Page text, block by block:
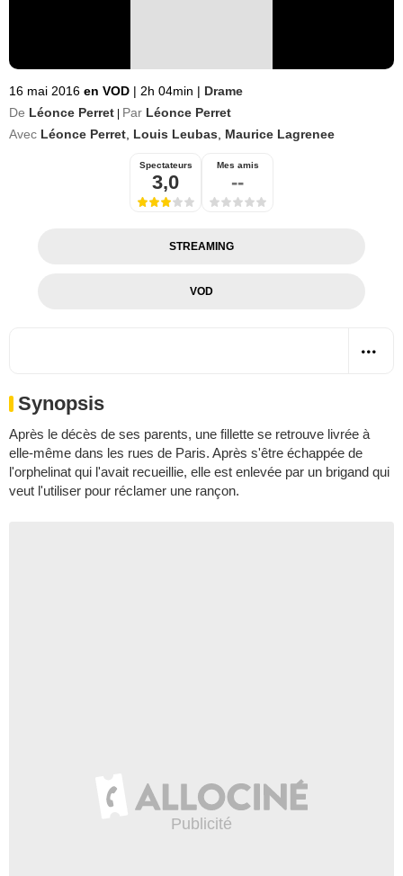
16 mai 2016 en VOD | 2h 04min | Drame
De Léonce Perret Par Léonce Perret
Avec Léonce Perret Louis Leubas Maurice Lagrenee
Spectateurs
3,0
Mes amis
--
STREAMING
VOD
Synopsis
Après le décès de ses parents, une fillette se retrouve livrée à
elle-même dans les rues de Paris. Après s'être échappée de
l'orphelinat qui l'avait recueillie, elle est enlevée par un brigand qui
veut l'utiliser pour réclamer une rançon.